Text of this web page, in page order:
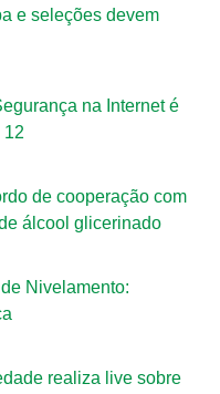
e seleções devem
na Internet é
12
de cooperação com
álcool glicerinado
Nivelamento:
realiza live sobre